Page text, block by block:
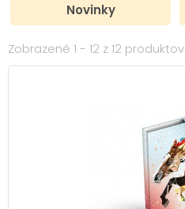
Novinky
Zobrazené 1 - 12 z 12 produktov